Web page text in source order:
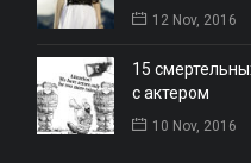
12 Nov, 2016
15
с актером
10 Nov, 2016